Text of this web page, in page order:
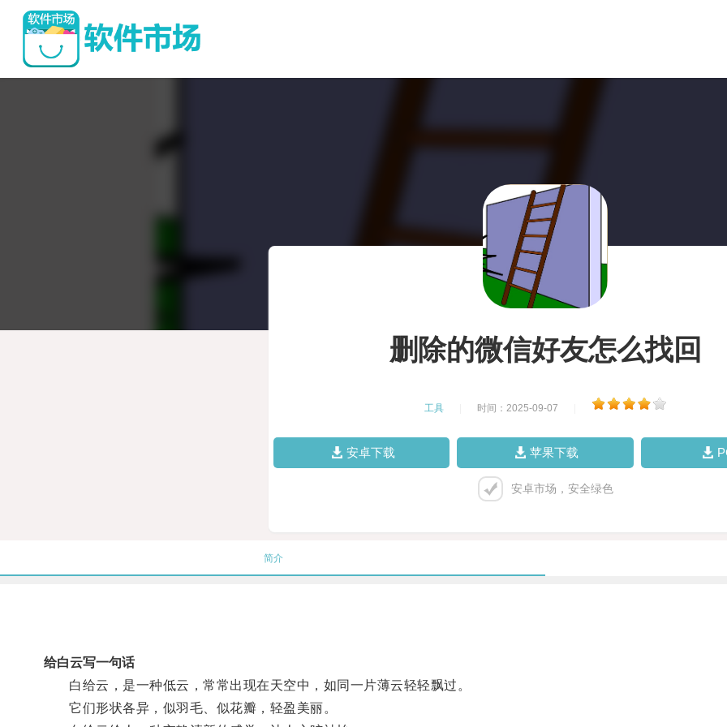
删除的微信好友怎么找回
工具 时间：2025-09-07
安卓下载 苹果下载
安卓市场，安全绿色
简介
给白云写一句话
白给云，是一种低云，常常出现在天空中，如同一片薄云轻轻飘过。
它们形状各异，似羽毛、似花瓣，轻盈美丽。